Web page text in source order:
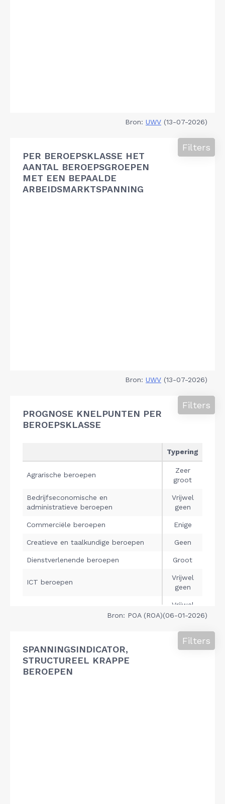
Bron: UWV (13-07-2026)
PER BEROEPSKLASSE HET
AANTAL BEROEPSGROEPEN
MET EEN BEPAALDE
ARBEIDSMARKTSPANNING
Filters
Bron: UWV (13-07-2026)
PROGNOSE KNELPUNTEN PER
BEROEPSKLASSE
Filters
Bron: POA (ROA)(06-01-2026)
SPANNINGSINDICATOR,
STRUCTUREEL KRAPPE
BEROEPEN
Filters